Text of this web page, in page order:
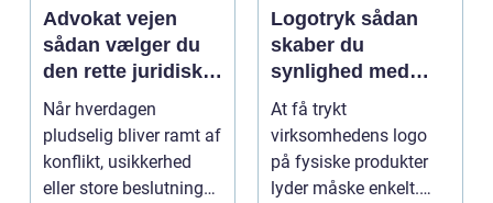
Advokat vejen
sådan vælger du
den rette juridiske
hjælp lokalt
Når hverdagen
pludselig bliver ramt af
konflikt, usikkerhed
eller store beslutninger,
Logotryk sådan
skaber du
synlighed med
simple midler
At få trykt
virksomhedens logo
på fysiske produkter
lyder måske enkelt.